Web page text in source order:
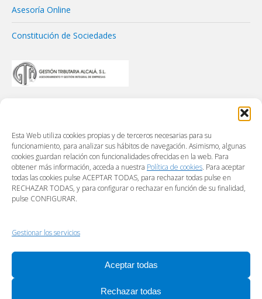
Esta Web utiliza cookies propias y de terceros necesarias para su
funcionamiento, para analizar sus hábitos de navegación. Asimismo, algunas
cookies guardan relación con funcionalidades ofrecidas en la web. Para
obtener más información, acceda a nuestra Política de cookies. Para aceptar
todas las cookies pulse ACEPTAR TODAS, para rechazar todas pulse en
RECHAZAR TODAS, y para configurar o rechazar en función de su finalidad,
pulse CONFIGURAR.
Gestionar los servicios
Aceptar todas
Rechazar todas
Asesoría Online
Constitución de Sociedades